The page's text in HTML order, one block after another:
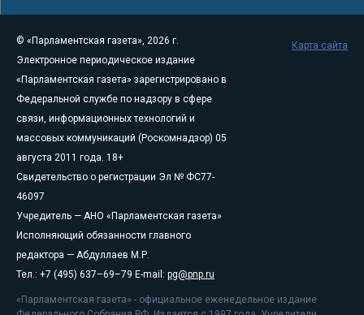
© «Парламентская газета», 2026 г.
Электронное периодическое издание
«Парламентская газета» зарегистрировано в
Федеральной службе по надзору в сфере
связи, информационных технологий и
массовых коммуникаций (Роскомнадзор) 05
августа 2011 года. 18+
Свидетельство о регистрации Эл № ФС77-
46097
Учредитель — АНО «Парламентская газета»
Исполняющий обязанности главного
редактора — Абдуллаев М.Р.
Тел.: +7 (495) 637–69–79 E-mail: pg@pnp.ru
«Парламентская газета» - официальное еженедельное издание
Карта сайта